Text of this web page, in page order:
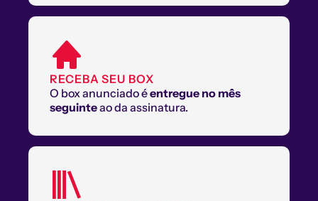
RECEBA SEU BOX
O box anunciado é entregue no mês
seguinte ao da assinatura.